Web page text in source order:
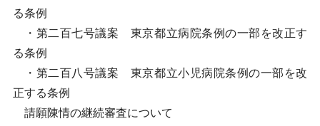
る条例
・第二百七号議案 東京都立病院条例の一部を改正す
る条例
・第二百八号議案 東京都立小児病院条例の一部を改
正する条例
請願陳情の継続審査について